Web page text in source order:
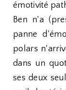
émotivité
Ben n'a
panne
polars
dans un
ses deux